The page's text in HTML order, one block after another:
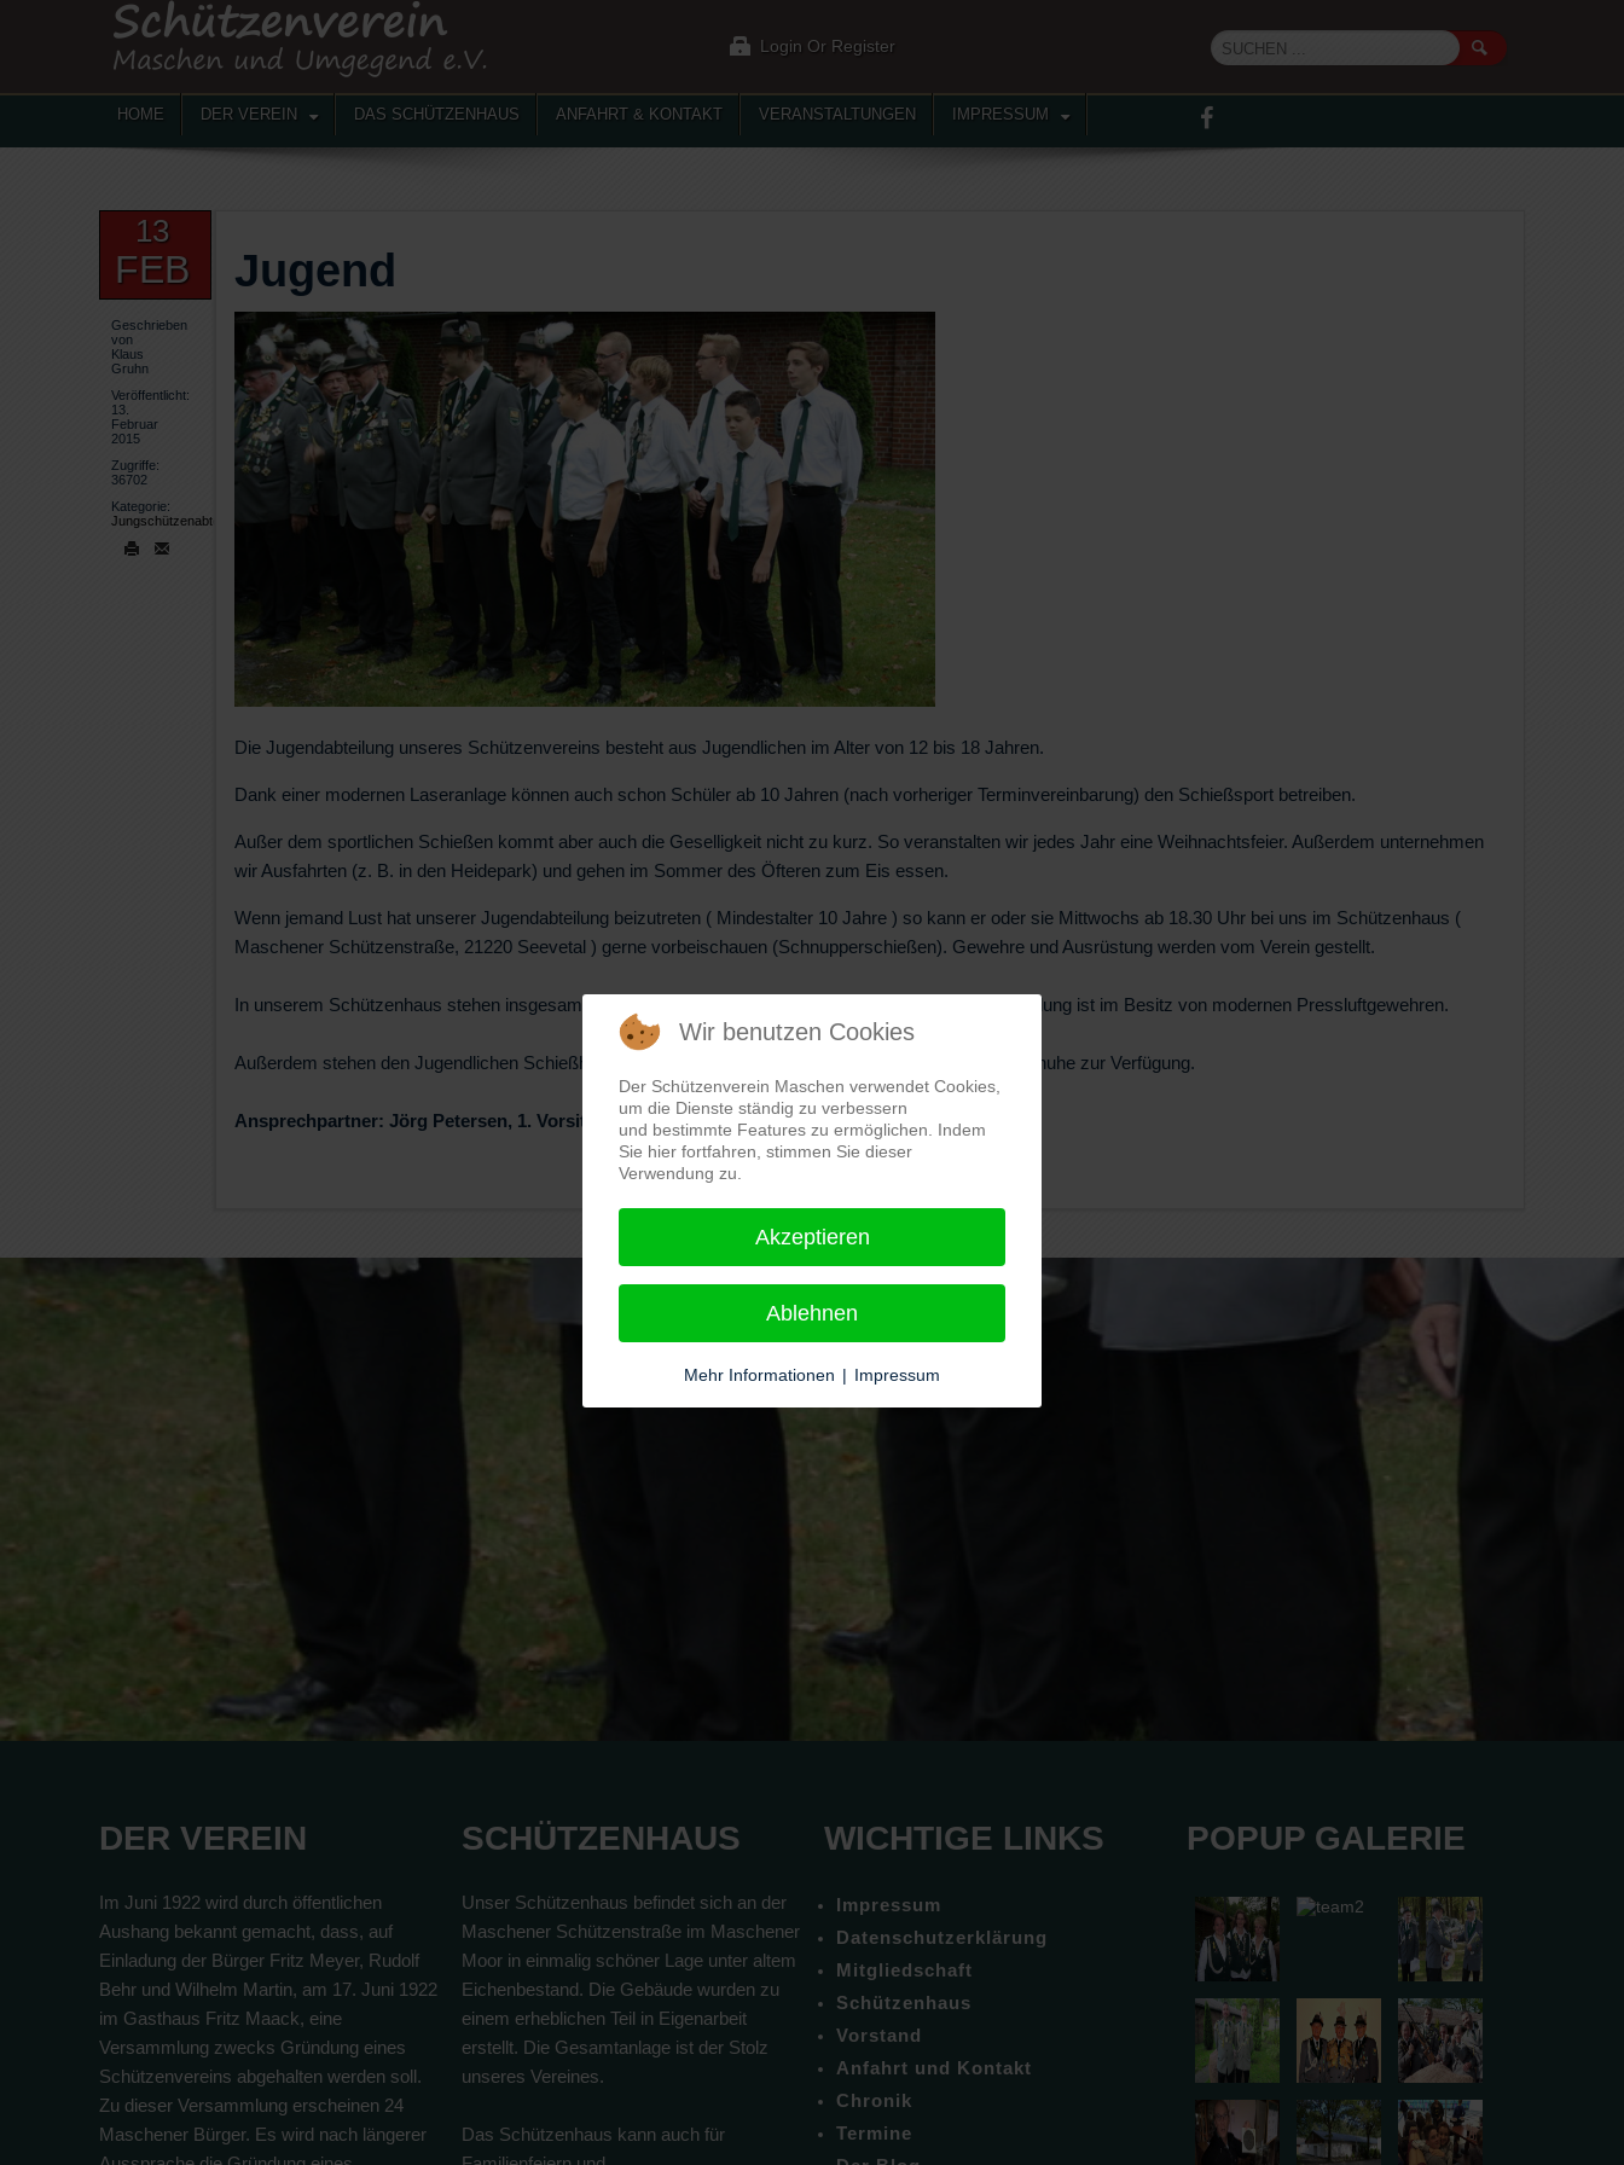
Login Or Register
HOME DER VEREIN DAS SCHÜTZENHAUS ANFAHRT & KONTAKT VERANSTALTUNGEN IMPRESSUM
13
FEB
Geschrieben
von
Klaus
Gruhn
Veröffentlicht:
13.
Februar
2015
Zugriffe:
36702
Kategorie:
Jungschützenabteilung
Jugend
Die Jugendabteilung unseres Schützenvereins besteht aus Jugendlichen im Alter von 12 bis 18 Jahren.
Dank einer modernen Laseranlage können auch schon Schüler ab 10 Jahren (nach vorheriger Terminvereinbarung) den Schießsport betreiben.
Außer dem sportlichen Schießen kommt aber auch die Geselligkeit nicht zu kurz. So veranstalten wir jedes Jahr eine Weihnachtsfeier. Außerdem unternehmen
wir Ausfahrten (z. B. in den Heidepark) und gehen im Sommer des Öfteren zum Eis essen.
Wenn jemand Lust hat unserer Jugendabteilung beizutreten ( Mindestalter 10 Jahre ) so kann er oder sie Mittwochs ab 18.30 Uhr bei uns im Schützenhaus (
Maschener Schützenstraße, 21220 Seevetal ) gerne vorbeischauen (Schnupperschießen). Gewehre und Ausrüstung werden vom Verein gestellt.
In unserem Schützenhaus stehen insgesamt 10 Luftgewehrstände zur Verfügung. Unsere Jugendabteilung ist im Besitz von modernen Pressluftgewehren.
Außerdem stehen den Jugendlichen Schießhosen, Schießschuhe, Schießjacken sowie Schießhandschuhe zur Verfügung.
Ansprechpartner: Jörg Petersen, 1. Vorsitzender, Telefon 04105 869477
DER VEREIN
Im Juni 1922 wird durch öffentlichen
Aushang bekannt gemacht, dass, auf
Einladung der Bürger Fritz Meyer, Rudolf
Behr und Wilhelm Martin, am 17. Juni 1922
im Gasthaus Fritz Maack, eine
Versammlung zwecks Gründung eines
Schützenvereins abgehalten werden soll.
Zu dieser Versammlung erscheinen 24
Maschener Bürger. Es wird nach längerer
SCHÜTZENHAUS
Unser Schützenhaus befindet sich an der
Maschener Schützenstraße im Maschener
Moor in einmalig schöner Lage unter altem
Eichenbestand. Die Gebäude wurden zu
einem erheblichen Teil in Eigenarbeit
erstellt. Die Gesamtanlage ist der Stolz
unseres Vereines.
Das Schützenhaus kann auch für
WICHTIGE LINKS
Impressum
Datenschutzerklärung
Mitgliedschaft
Schützenhaus
Vorstand
Anfahrt und Kontakt
Chronik
Termine
POPUP GALERIE
Wir benutzen Cookies
Der Schützenverein Maschen verwendet Cookies,
um die Dienste ständig zu verbessern
und bestimmte Features zu ermöglichen. Indem
Sie hier fortfahren, stimmen Sie dieser
Verwendung zu.
Akzeptieren
Ablehnen
Mehr Informationen | Impressum